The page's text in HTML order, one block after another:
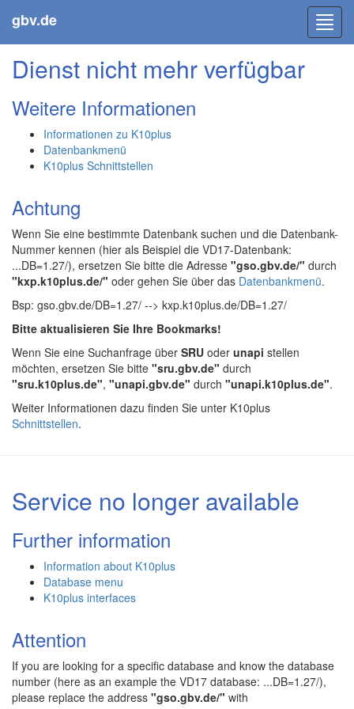
gbv.de
Dienst nicht mehr verfügbar
Weitere Informationen
Informationen zu K10plus
Datenbankmenü
K10plus Schnittstellen
Achtung
Wenn Sie eine bestimmte Datenbank suchen und die Datenbank-
Nummer kennen (hier als Beispiel die VD17-Datenbank:
...DB=1.27/), ersetzen Sie bitte die Adresse "gso.gbv.de/" durch
"kxp.k10plus.de/" oder gehen Sie über das Datenbankmenü.
Bsp: gso.gbv.de/DB=1.27/ --> kxp.k10plus.de/DB=1.27/
Bitte aktualisieren Sie Ihre Bookmarks!
Wenn Sie eine Suchanfrage über SRU oder unapi stellen
möchten, ersetzen Sie bitte "sru.gbv.de" durch
"sru.k10plus.de", "unapi.gbv.de" durch "unapi.k10plus.de".
Weiter Informationen dazu finden Sie unter K10plus
Schnittstellen.
Service no longer available
Further information
Information about K10plus
Database menu
K10plus interfaces
Attention
If you are looking for a specific database and know the database
number (here as an example the VD17 database: ...DB=1.27/),
please replace the address "gso.gbv.de/" with